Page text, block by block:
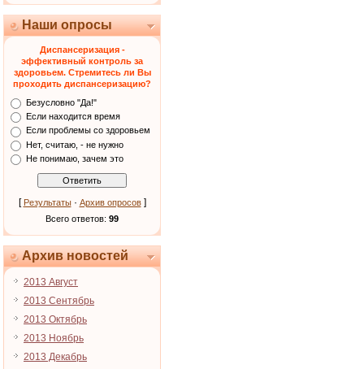
Наши опросы
Диспансеризация -
эффективный контроль за
здоровьем. Стремитесь ли Вы
проходить диспансеризацию?
Безусловно "Да!"
Если находится время
Если проблемы со здоровьем
Нет, считаю, - не нужно
Не понимаю, зачем это
[ Результаты· Архив опросов]
Всего ответов: 99
Архив новостей
2013 Август
2013 Сентябрь
2013 Октябрь
2013 Ноябрь
2013 Декабрь